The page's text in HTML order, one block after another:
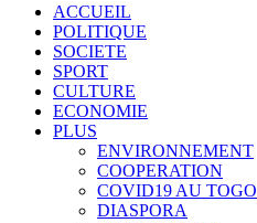
ACCUEIL
POLITIQUE
SOCIETE
SPORT
CULTURE
ECONOMIE
PLUS
ENVIRONNEMENT
COOPERATION
COVID19 AU TOGO
DIASPORA